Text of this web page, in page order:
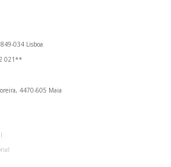
034 Lisboa
021**
4470-605 Maia